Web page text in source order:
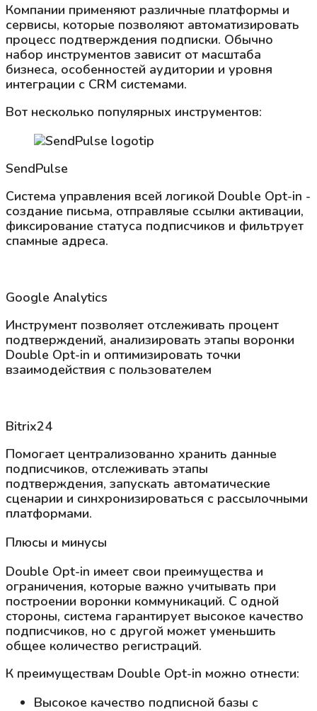
Компании применяют различные платформы и
сервисы, которые позволяют автоматизировать
процесс подтверждения подписки. Обычно
набор инструментов зависит от масштаба
бизнеса, особенностей аудитории и уровня
интеграции с CRM системами.
Вот несколько популярных инструментов:
SendPulse
Система управления всей логикой Double Opt-in -
создание письма, отправляые ссылки активации,
фиксирование статуса подписчиков и фильтрует
спамные адреса.
Google Analytics
Инструмент позволяет отслеживать процент
подтверждений, анализировать этапы воронки
Double Opt-in и оптимизировать точки
взаимодействия с пользователем
Bitrix24
Помогает централизованно хранить данные
подписчиков, отслеживать этапы
подтверждения, запускать автоматические
сценарии и синхронизироваться с рассылочными
платформами.
Плюсы и минусы
Double Opt-in имеет свои преимущества и
ограничения, которые важно учитывать при
построении воронки коммуникаций. С одной
стороны, система гарантирует высокое качество
подписчиков, но с другой может уменьшить
общее количество регистраций.
К преимуществам Double Opt-in можно отнести:
Высокое качество подписной базы с